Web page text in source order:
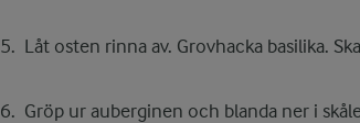
Låt osten rinna av. Grovhacka basilika.
Gröp ur auberginen och blanda ner i